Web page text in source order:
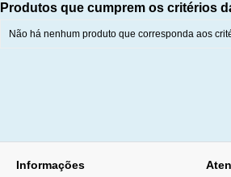
Produtos que cumprem os critérios
Não há nenhum produto que corresponda aos
Informações